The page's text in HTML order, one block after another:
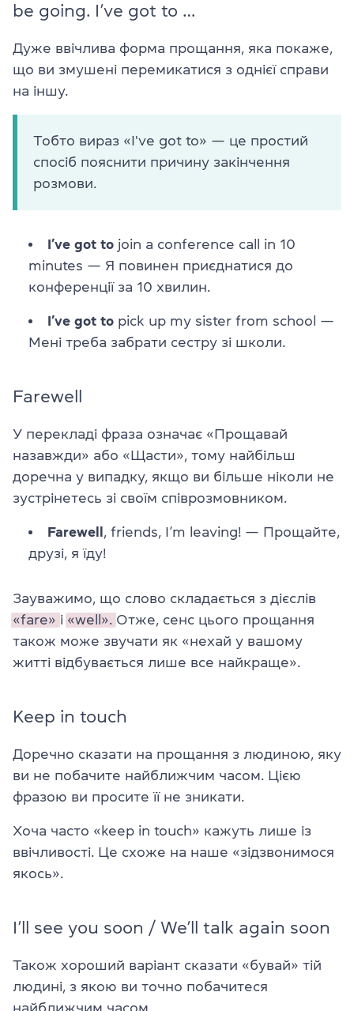
be going. I’ve got to …
Дуже ввічлива форма прощання, яка покаже,
що ви змушені перемикатися з однієї справи
на іншу.
Тобто вираз «I've got to» — це простий
спосіб пояснити причину закінчення
розмови.
I’ve got to join a conference call in 10
minutes — Я повинен приєднатися до
конференції за 10 хвилин.
I’ve got to pick up my sister from school —
Мені треба забрати сестру зі школи.
Farewell
У перекладі фраза означає «Прощавай
назавжди» або «Щасти», тому найбільш
доречна у випадку, якщо ви більше ніколи не
зустрінетесь зі своїм співрозмовником.
Farewell
, friends, I’m leaving! — Прощайте,
друзі, я їду!
Зауважимо, що слово складається з дієслів
«fare» і «well».
Отже, сенс цього прощання
також може звучати як «нехай у вашому
житті відбувається лише все найкраще».
Keep in touch
Доречно сказати на прощання з людиною, яку
ви не побачите найближчим часом. Цією
фразою ви просите її не зникати.
Хоча часто «keep in touch» кажуть лише із
ввічливості. Це схоже на наше «зідзвонимося
якось».
I’ll see you soon / We’ll talk again soon
Також хороший варіант сказати «бувай» тій
людині, з якою ви точно побачитеся
найближчим часом.